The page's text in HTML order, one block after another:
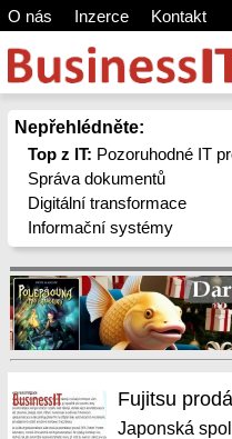
O nás Inzerce Kontakt
Nepřehlédněte:
Top z IT: Pozoruhodné IT
Správa dokumentů
Digitální transformace
Informační systémy
Fujitsu
Japonská